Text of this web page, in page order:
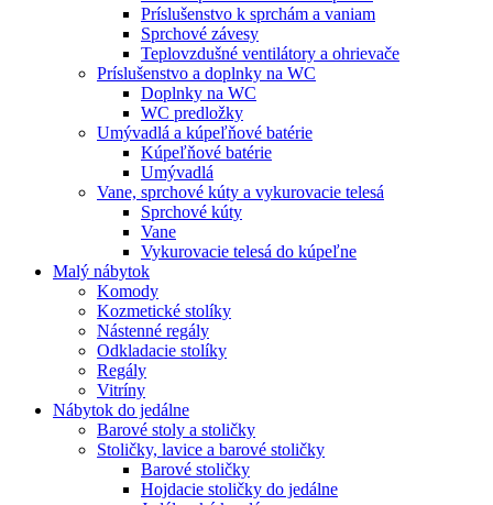
Príslušenstvo k sprchám a vaniam
Sprchové závesy
Teplovzdušné ventilátory a ohrievače
Príslušenstvo a doplnky na WC
Doplnky na WC
WC predložky
Umývadlá a kúpeľňové batérie
Kúpeľňové batérie
Umývadlá
Vane, sprchové kúty a vykurovacie telesá
Sprchové kúty
Vane
Vykurovacie telesá do kúpeľne
Malý nábytok
Komody
Kozmetické stolíky
Nástenné regály
Odkladacie stolíky
Regály
Vitríny
Nábytok do jedálne
Barové stoly a stoličky
Stoličky, lavice a barové stoličky
Barové stoličky
Hojdacie stoličky do jedálne